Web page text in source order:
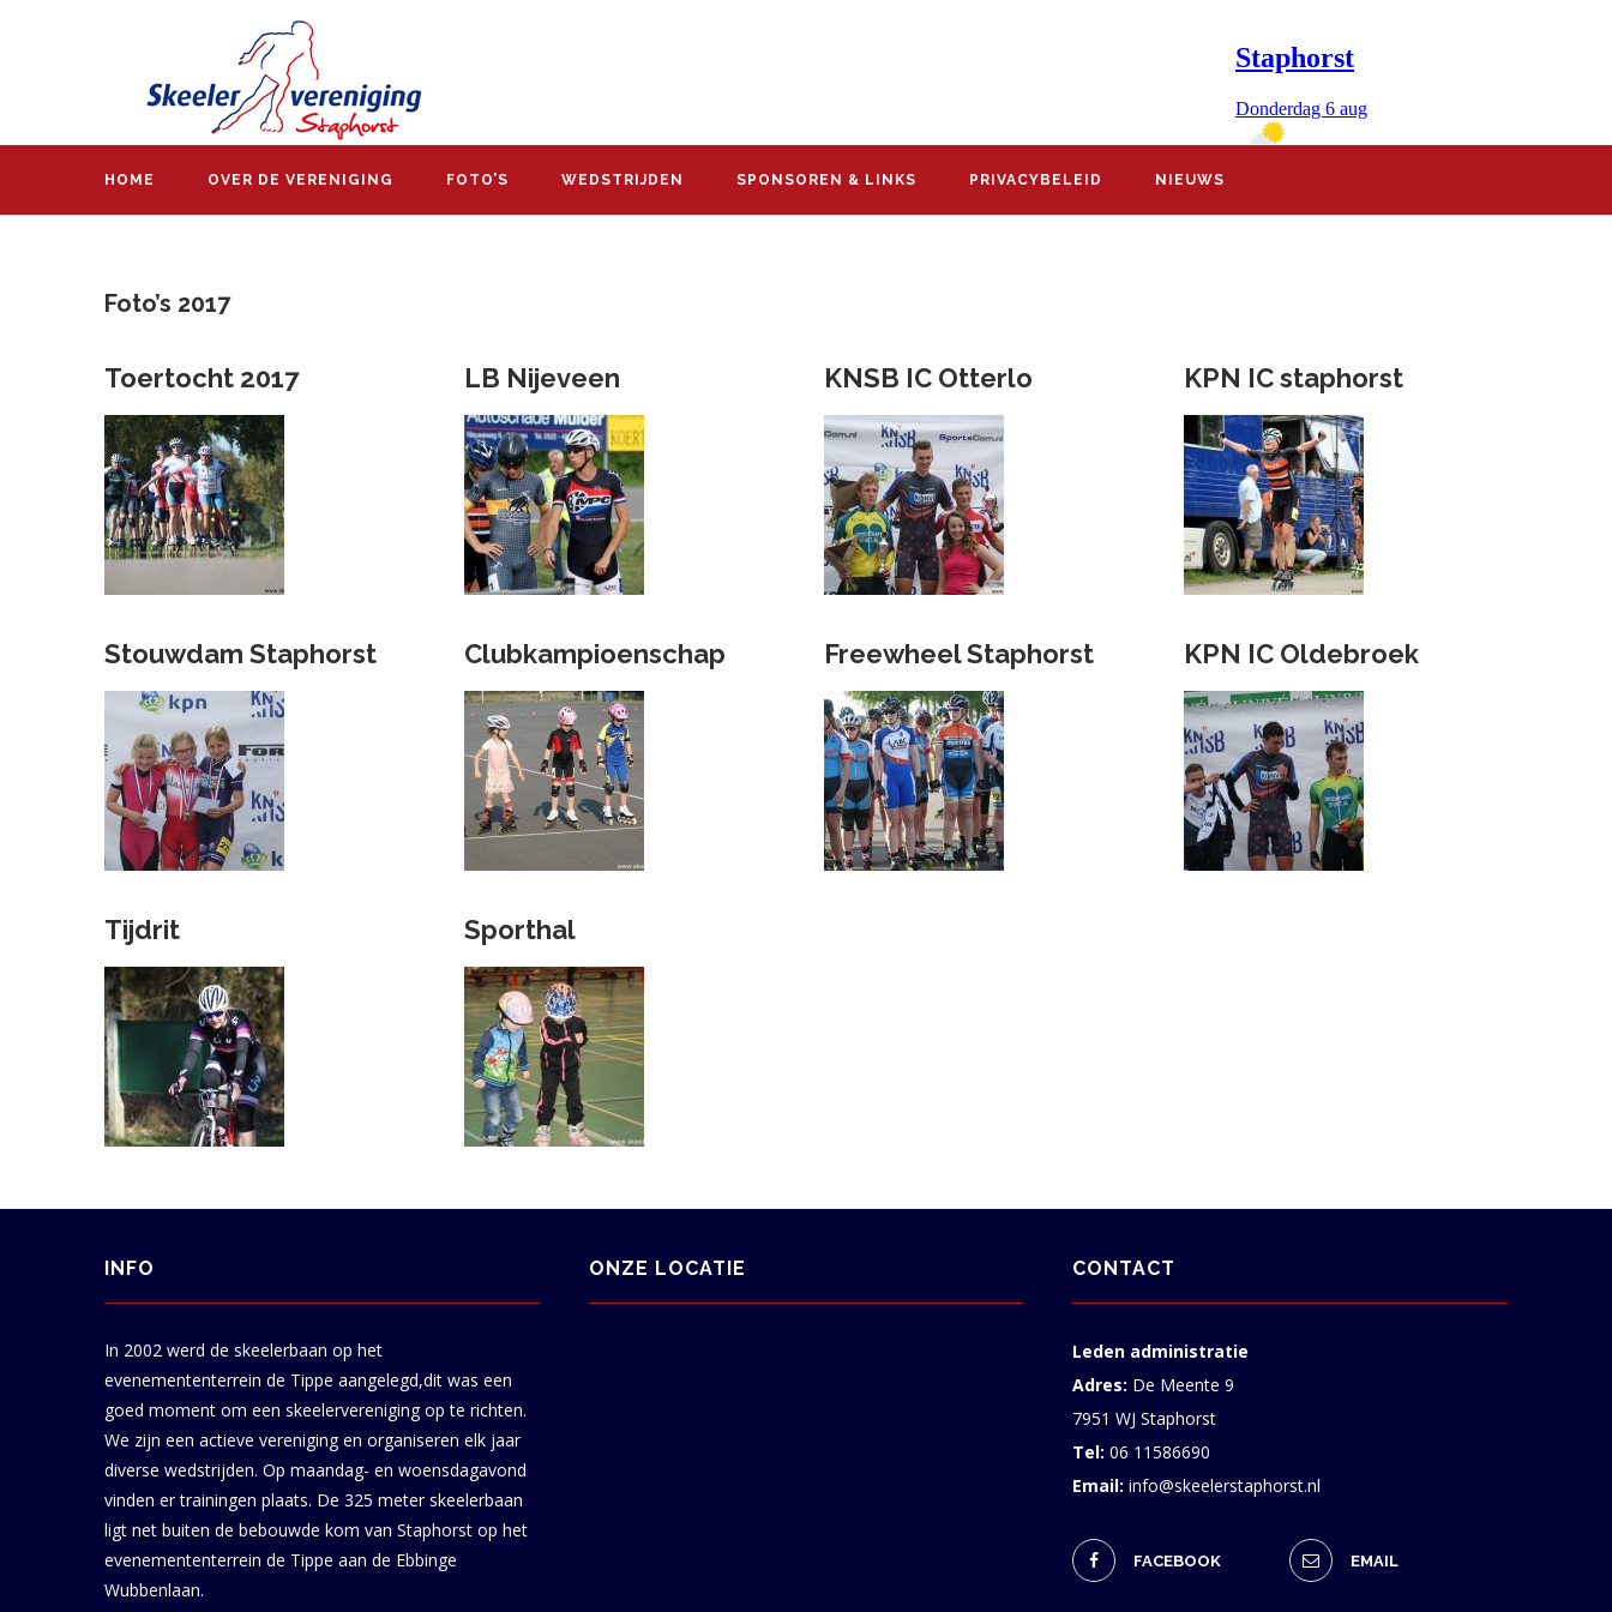
HOME OVER DE VERENIGING FOTO’S WEDSTRIJDEN SPONSOREN & LINKS PRIVACYBELEID NIEUWS
Foto’s 2017
Toertocht 2017
Stouwdam Staphorst
Tijdrit
LB Nijeveen
Clubkampioenschap
Sporthal
KNSB IC Otterlo
Freewheel Staphorst
KPN IC staphorst
KPN IC Oldebroek
INFO
In 2002 werd de skeelerbaan op het
evenemententerrein de Tippe aangelegd,dit was een
goed moment om een skeelervereniging op te richten.
We zijn een actieve vereniging en organiseren elk jaar
diverse wedstrijden. Op maandag- en woensdagavond
vinden er trainingen plaats. De 325 meter skeelerbaan
ligt net buiten de bebouwde kom van Staphorst op het
evenemententerrein de Tippe aan de Ebbinge
Wubbenlaan.
ONZE LOCATIE CONTACT
Leden administratie
Adres: De Meente 9
7951 WJ Staphorst
Tel: 06 11586690
Email: info@skeelerstaphorst.nl
FACEBOOK EMAIL